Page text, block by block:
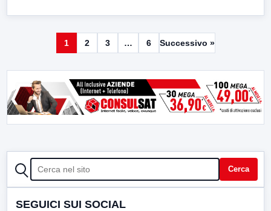
1 2 3 … 6 Successivo »
CERCA Cerca
SEGUICI SUI SOCIAL